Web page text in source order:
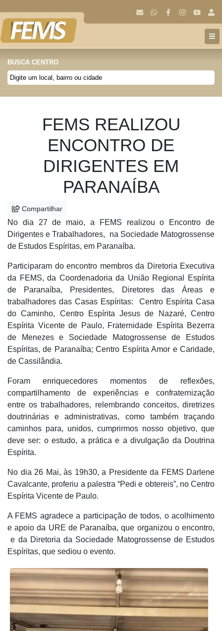
BUSCA CENTRO
FEMS REALIZOU
ENCONTRO DE
DIRIGENTES EM
PARANAÍBA
Compartilhar
No dia 27 de maio, a FEMS realizou o Encontro de
Dirigentes e Trabalhadores, na Sociedade Matogrossense
de Estudos Espíritas, em Paranaíba.
Participaram do encontro membros da Diretoria Executiva
da FEMS, da Coordenadoria da União Regional Espírita
de Paranaíba, Presidentes, Diretores das Áreas e
trabalhadores das Casas Espíritas: Centro Espírita Casa
do Caminho, Centro Espírita Jesus de Nazaré, Centro
Espírita Vicente de Paulo, Fraternidade Espírita Bezerra
de Menezes e Sociedade Matogrossense de Estudos
Espíritas, de Paranaíba; Centro Espírita Amor e Caridade,
de Cassilândia.
Foram enriquecedores momentos de reflexões,
compartilhamento de experiências e confraternização
entre os trabalhadores, relembrando conceitos, diretrizes
doutrinárias e administrativas, como também traçando
caminhos para, unidos, cumprirmos nosso objetivo, que
deve ser: o estudo, a prática e a divulgação da Doutrina
Espírita.
No dia 26 Mai, às 19h30, a Presidente da FEMS Darlene
Cavalcante, proferiu a palestra “Pedi e obtereis”, no Centro
Espírita Vicente de Paulo.
A FEMS agradece a participação de todos, o acolhimento
e apoio da URE de Paranaíba, que organizou o encontro,
e da Diretoria da Sociedade Matogrossense de Estudos
Espíritas, que sediou o evento.